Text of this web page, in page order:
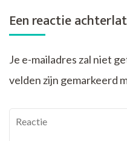
Een reactie
Je e-mailadres zal niet
velden zijn gemarkeerd
Reactie